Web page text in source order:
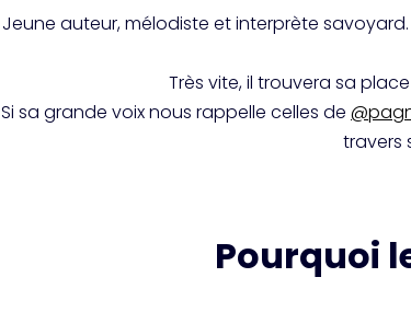
Jeune auteur, mélodiste et interprète
Très vite, il trouvera sa
Si sa grande voix nous rappelle celles de
travers
Pourquoi